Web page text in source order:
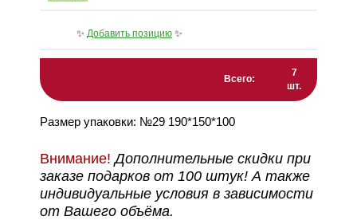
✨ Добавить позицию ✨
Всего:
7
шт.
Размер упаковки: №29 190*150*100
Внимание! Дополнительные скидки при
заказе подарков от 100 штук! А также
индивидуальные условия в зависимости
от Вашего объёма.